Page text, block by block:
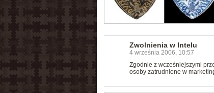
Zwolnienia w Intelu
4 września 2006, 10:57
Zgodnie z wcześniejszymi
osoby zatrudnione w